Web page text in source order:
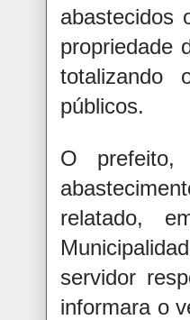
abastecidos
propriedade
totalizando
públicos.
O prefeito,
relatado,
servidor
informara o